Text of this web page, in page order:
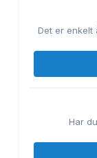
Det er enkelt
Har